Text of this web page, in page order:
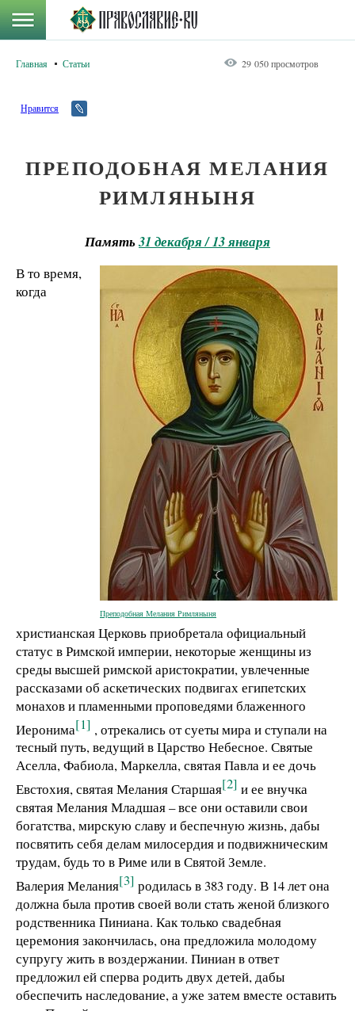
Главная Статьи 29 050 просмотров
Нравится
ПРЕПОДОБНАЯ МЕЛАНИЯ
РИМЛЯНЫНЯ
Память31 декабря / 13 января
Преподобная Мелания Римляныня
В то время,
когда
христианская Церковь приобретала официальный
статус в Римской империи, некоторые женщины из
среды высшей римской аристократии, увлеченные
рассказами об аскетических подвигах египетских
монахов и пламенными проповедями блаженного
Иеронима[1] , отрекались от суеты мира и ступали на
тесный путь, ведущий в Царство Небесное. Святые
Аселла, Фабиола, Маркелла, святая Павла и ее дочь
Евстохия, святая Мелания Старшая[2] и ее внучка
святая Мелания Младшая – все они оставили свои
богатства, мирскую славу и беспечную жизнь, дабы
посвятить себя делам милосердия и подвижническим
трудам, будь то в Риме или в Святой Земле.
Валерия Мелания[3] родилась в 383 году. В 14 лет она
должна была против своей воли стать женой близкого
родственника Пиниана. Как только свадебная
церемония закончилась, она предложила молодому
супругу жить в воздержании. Пиниан в ответ
предложил ей сперва родить двух детей, дабы
обеспечить наследование, а уже затем вместе оставить